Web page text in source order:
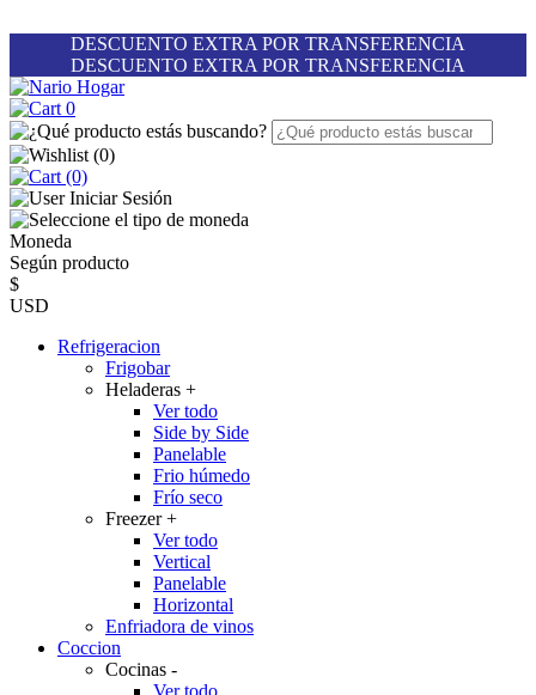
DESCUENTO EXTRA POR TRANSFERENCIA
DESCUENTO EXTRA POR TRANSFERENCIA
0
(0)
(0)
Iniciar Sesión
Moneda
Según producto
$
USD
Refrigeracion
Frigobar
Heladeras +
Ver todo
Side by Side
Panelable
Frio húmedo
Frío seco
Freezer+
Ver todo
Vertical
Panelable
Horizontal
Enfriadora de vinos
Coccion
Cocinas -
Ver todo